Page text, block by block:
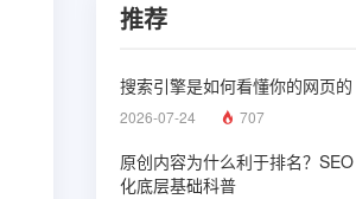
推荐
搜索引擎是如何看懂你的网页的
2026-07-24 707
原创内容为什么利于排名？
化底层基础科普